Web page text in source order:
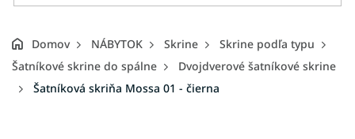
Domov NÁBYTOK Skrine
Skrine podľa typu
Šatníkové skrine do spálne
Dvojdverové šatníkové skrine
Šatníková skriňa Mossa 01 - čierna